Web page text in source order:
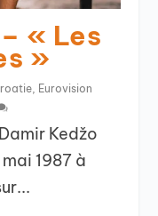
« Les
»
, Eurovision
Kedžo
1987 à